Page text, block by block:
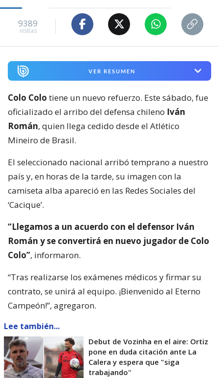
9389
visitas
VER RESUMEN
Colo Colo tiene un nuevo refuerzo. Este sábado, fue
oficializado el arribo del defensa chileno Iván
Román, quien llega cedido desde el Atlético
Mineiro de Brasil.
El seleccionado nacional arribó temprano a nuestro
país y, en horas de la tarde, su imagen con la
camiseta alba apareció en las Redes Sociales del
‘Cacique’.
“Llegamos a un acuerdo con el defensor Iván
Román y se convertirá en nuevo jugador de Colo
Colo”, informaron.
“Tras realizarse los exámenes médicos y firmar su
contrato, se unirá al equipo. ¡Bienvenido al Eterno
Campeón!”, agregaron.
Lee también...
Debut de Vozinha en el aire: Ortiz
pone en duda citación ante La
Calera y espera que "siga
trabajando"